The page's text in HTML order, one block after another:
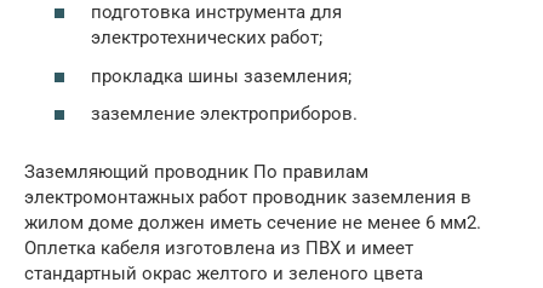
подготовка инструмента для
электротехнических работ;
прокладка шины заземления;
заземление электроприборов.
Заземляющий проводник По правилам
электромонтажных работ проводник заземления в
жилом доме должен иметь сечение не менее 6 мм2.
Оплетка кабеля изготовлена из ПВХ и имеет
стандартный окрас желтого и зеленого цвета